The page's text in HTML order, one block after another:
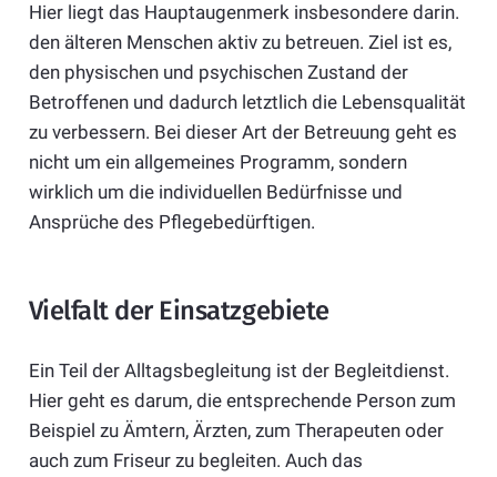
Hier liegt das Hauptaugenmerk insbesondere darin.
den älteren Menschen aktiv zu betreuen. Ziel ist es,
den physischen und psychischen Zustand der
Betroffenen und dadurch letztlich die Lebensqualität
zu verbessern. Bei dieser Art der Betreuung geht es
nicht um ein allgemeines Programm, sondern
wirklich um die individuellen Bedürfnisse und
Ansprüche des Pflegebedürftigen.
Vielfalt der Einsatzgebiete
Ein Teil der Alltagsbegleitung ist der Begleitdienst.
Hier geht es darum, die entsprechende Person zum
Beispiel zu Ämtern, Ärzten, zum Therapeuten oder
auch zum Friseur zu begleiten. Auch das